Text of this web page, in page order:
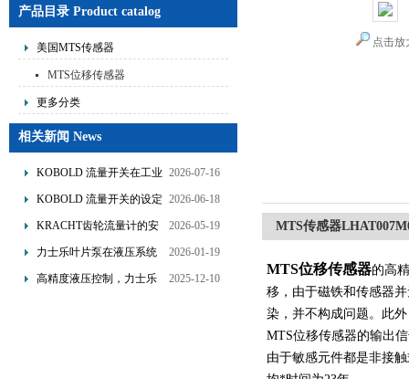
产品目录 Product catalog
美国MTS传感器
MTS位移传感器
更多分类
相关新闻 News
KOBOLD 流量开关在工业
管道水流量监测中的应用
2026-07-16
KOBOLD 流量开关的设定
流量调节与刻度指示
2026-06-18
KRACHT齿轮流量计的安
装要求：直管段、过滤器
2026-05-19
力士乐叶片泵在液压系统
中的应用分析
2026-01-19
高精度液压控制，力士乐
2025-12-10
点击放
MTS传感器
MTS位移传感器的高
移，由于磁铁和传感器
染，并不构成问题。此
MTS位移传感器的输出
由于敏感元件都是非接